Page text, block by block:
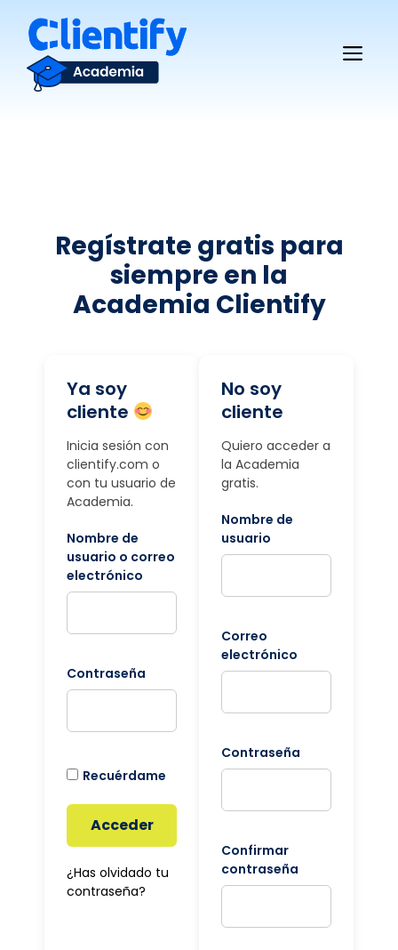
contenido
Regístrate gratis para
siempre en la
Academia Clientify
Ya soy
cliente
Inicia sesión con
clientify.com o
con tu usuario de
Academia.
Nombre de
usuario o correo
electrónico
Contraseña
Recuérdame
Acceder
¿Has olvidado tu
contraseña?
No soy
cliente
Quiero acceder a
la Academia
gratis.
Nombre de
usuario
Correo
electrónico
Contraseña
Confirmar
contraseña